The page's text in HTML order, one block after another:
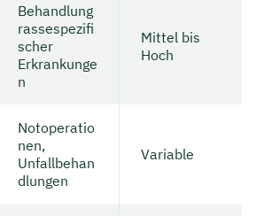
Behandlung
rassespezifi
scher
Erkrankunge
n
Mittel bis
Hoch
Notoperatio
nen,
Unfallbehan
dlungen
Variable